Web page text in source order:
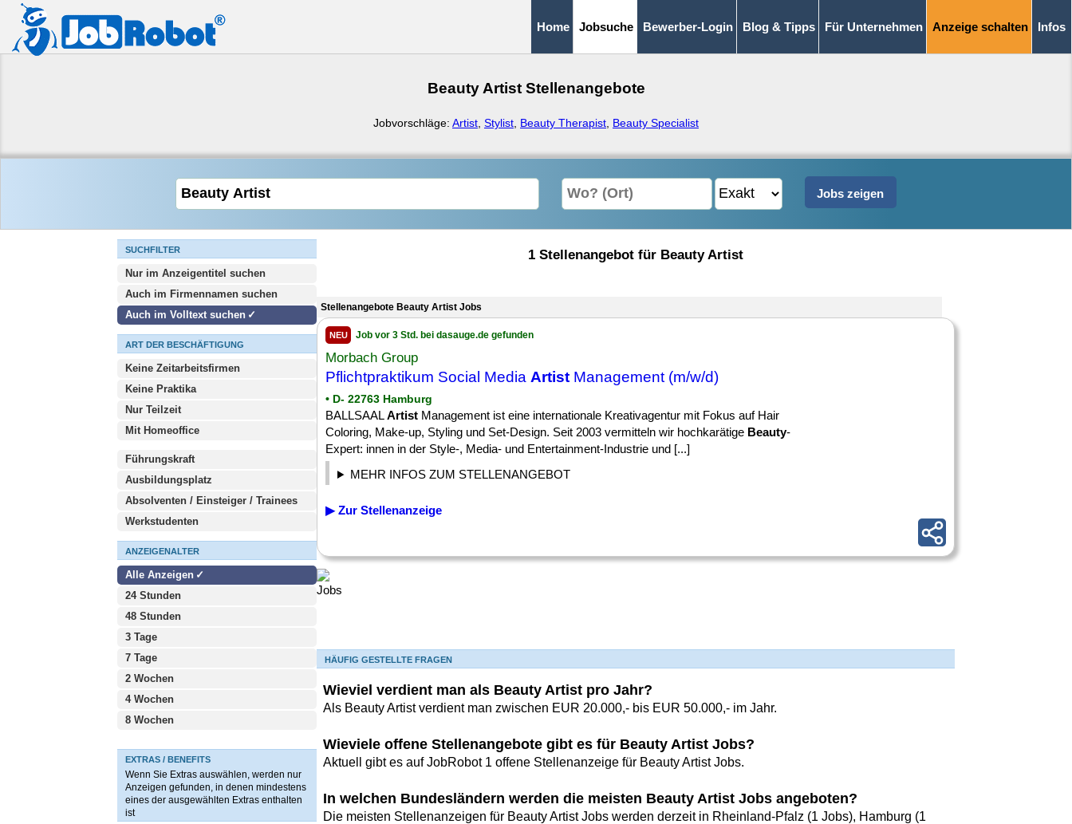
Home Jobsuche Bewerber-Login Blog & Tipps Für Unternehmen Anzeige schalten Infos
Beauty Artist Stellenangebote
Jobvorschläge: Artist Stylist Beauty Therapist Beauty Specialist
SUCHFILTER
Nur im Anzeigentitel suchen
Auch im Firmennamen suchen
Auch im Volltext suchen
ART DER BESCHÄFTIGUNG
Keine Zeitarbeitsfirmen
Keine Praktika
Nur Teilzeit
Mit Homeoffice
Führungskraft
Ausbildungsplatz
Absolventen / Einsteiger / Trainees
Werkstudenten
ANZEIGENALTER
Alle Anzeigen
24 Stunden
48 Stunden
3 Tage
7 Tage
2 Wochen
4 Wochen
8 Wochen
EXTRAS / BENEFITS
Wenn Sie Extras auswählen, werden nur
Anzeigen gefunden, in denen mindestens
eines der ausgewählten Extras enthalten
ist
1 Stellenangebot für Beauty Artist
Stellenangebote Beauty Artist Jobs
NEU Job vor 3 Std. bei dasauge.de gefunden
Morbach Group
Pflichtpraktikum Social Media Artist Management (m/w/d)
• D- 22763 Hamburg
BALLSAALArtist Management ist eine internationale Kreativagentur mit Fokus auf Hair
Coloring, Make-up, Styling und Set-Design. Seit 2003 vermitteln wir hochkarätige Beauty-
Expert: innen in der Style-, Media- und Entertainment-Industrie und [...]
MEHR INFOS ZUM STELLENANGEBOT
▶ Zur Stellenanzeige
HÄUFIG GESTELLTE FRAGEN
Wieviel verdient man als Beauty Artist pro Jahr?
Als Beauty Artist verdient man zwischen EUR 20.000,- bis EUR 50.000,- im Jahr.
Wieviele offene Stellenangebote gibt es für Beauty Artist Jobs?
Aktuell gibt es auf JobRobot 1 offene Stellenanzeige für Beauty Artist Jobs.
In welchen Bundesländern werden die meisten Beauty Artist Jobs angeboten?
Die meisten Stellenanzeigen für Beauty Artist Jobs werden derzeit in Rheinland-Pfalz (1 Jobs), Hamburg (1